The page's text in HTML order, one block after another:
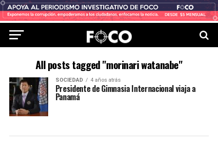
All posts tagged "morinari watanabe"
SOCIEDAD 4 años atrás
Presidente de Gimnasia Internacional viaja a
Panamá